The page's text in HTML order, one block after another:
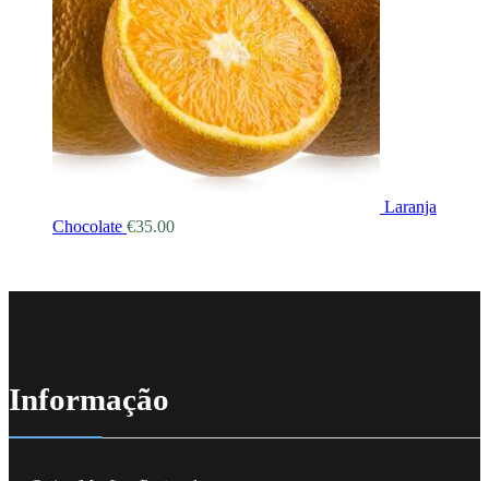
Laranja
Chocolate €35.00
Informação